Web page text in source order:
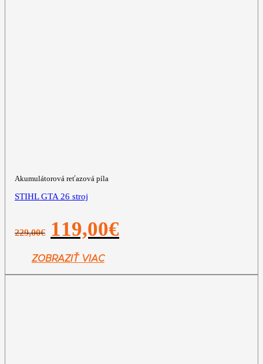
Akumulátorová reťazová píla
STIHL GTA 26 stroj
229,00€
Pôvodná
cena
229,00€.
119,00€
ZOBRAZIŤ VIAC